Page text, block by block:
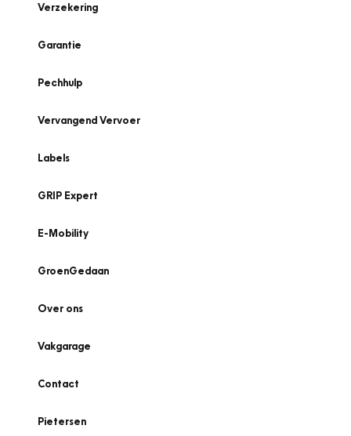
Verzekering
Garantie
Pechhulp
Vervangend Vervoer
Labels
GRIP Expert
E-Mobility
GroenGedaan
Over ons
Vakgarage
Contact
Pietersen